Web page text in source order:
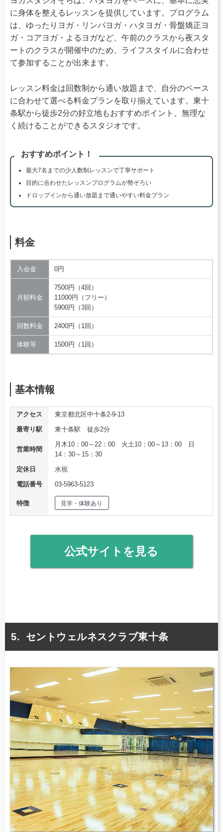
に身体を整えるレッスンを提供しています。プログラム
は、ゆったりヨガ・リンパヨガ・ハタヨガ・骨盤矯正ヨ
ガ・コアヨガ・よるヨガなど、午前のクラスから夜スタ
ートのクラスが開催中のため、ライフスタイルに合わせ
て参加することが出来ます。
レッスン料金は回数制から通い放題まで、自分のペース
に合わせて選べる料金プランを取り揃えています。東十
条駅から徒歩2分の好立地もおすすめポイント。無理な
く続けることができるスタジオです。
おすすめポイント！
最大7名までの少人数制レッスンで丁寧サポート
目的に合わせたレッスンプログラムが勢ぞろい
ドロップインから通い放題まで通いやすい料金プラン
料金
入会金 0円
月額料金
7500円（4回）
11000円（フリー）
5900円（3回）
回数料金 2400円（1回）
体験等 1500円（1回）
基本情報
アクセス
東京都北区中十条2-9-13
最寄り駅
東十条駅 徒歩2分
営業時間
月木10：00～22：00 火土10：00～13：00 日
14：30～15：30
定休日
水祝
電話番号
03-5963-5123
特徴 見学・体験あり
公式サイトを見る
セントウェルネスクラブ東十条